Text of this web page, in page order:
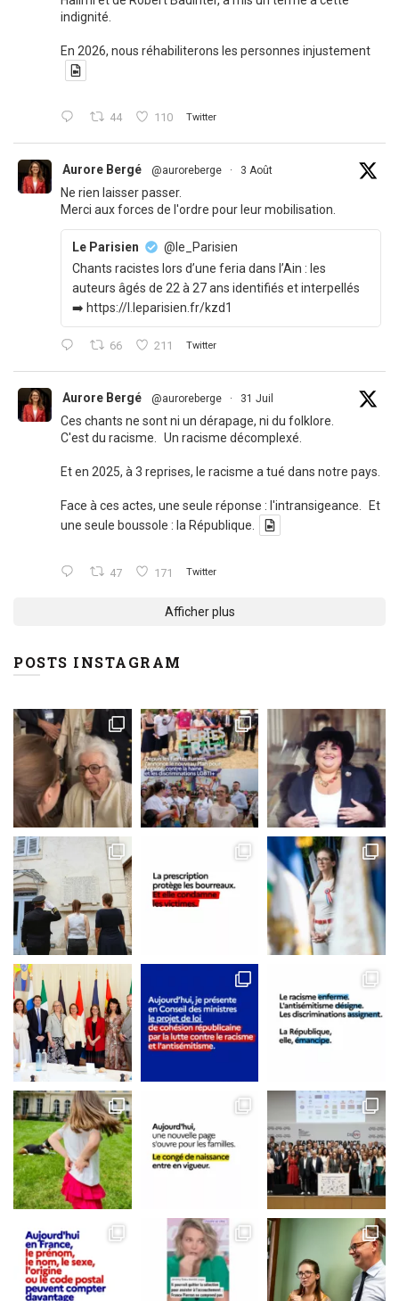
indignité.
En 2026, nous réhabiliterons les personnes injustement
44 110 Twitter
Aurore Bergé @auroreberge · 3 Août
Ne rien laisser passer.
Merci aux forces de l'ordre pour leur mobilisation.
Le Parisien
@le_Parisien
Chants racistes lors d’une feria dans l’Ain : les
auteurs âgés de 22 à 27 ans identifiés et interpellés
➡️ https://l.leparisien.fr/kzd1
66 211 Twitter
Aurore Bergé @auroreberge · 31 Juil
Ces chants ne sont ni un dérapage, ni du folklore.
C'est du racisme. Un racisme décomplexé.
Et en 2025, à 3 reprises, le racisme a tué dans notre pays.
Face à ces actes, une seule réponse : l'intransigeance. Et
une seule boussole : la République.
47 171 Twitter
Afficher plus
POSTS INSTAGRAM